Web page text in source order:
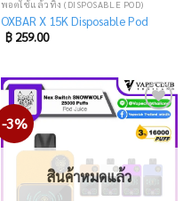
พอตใช้แล้วทิ้ง (DISPOSABLE POD)
OXBAR X 15K Disposable Pod
฿259.00
-3%
Add
to
wishlist
สินค้าหมดแล้ว